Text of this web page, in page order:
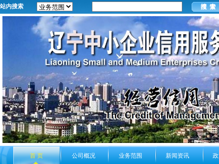
站内搜索
首 页 公司概况 业务范围 新闻资讯